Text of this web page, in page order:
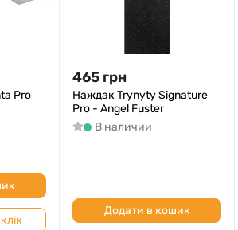
Pro
465 грн
Наждак Trynyty Signature
Pro - Angel Fuster
В наличии
Додати в кошик